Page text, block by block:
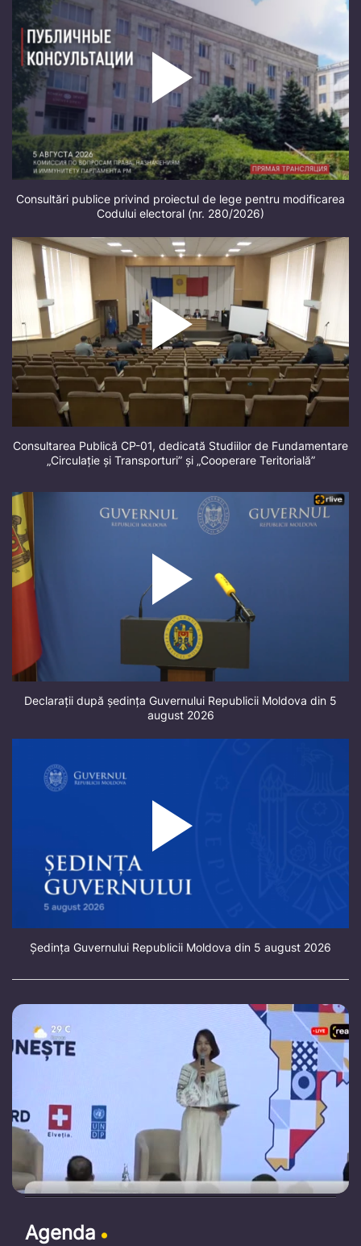
Consultări publice privind proiectul de lege pentru modificarea
Codului electoral (nr. 280/2026)
Consultarea Publică CP-01, dedicată Studiilor de Fundamentare
„Circulație și Transporturi” și „Cooperare Teritorială”
Declarații după ședința Guvernului Republicii Moldova din 5
august 2026
Ședința Guvernului Republicii Moldova din 5 august 2026
Agenda